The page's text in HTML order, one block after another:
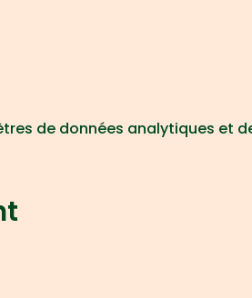
de données analytiques et